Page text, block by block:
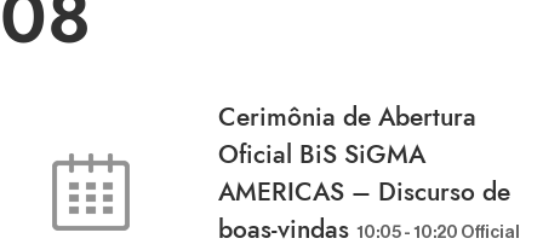
Cerimônia de Abertura
Oficial BiS SiGMA
AMERICAS – Discurso de
boas-vindas 10:05 - 10:20 Official O